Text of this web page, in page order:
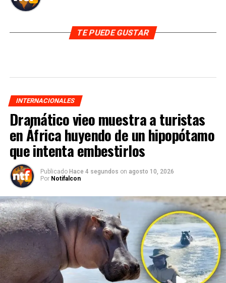
TE PUEDE GUSTAR
INTERNACIONALES
Dramático vieo muestra a turistas
en África huyendo de un hipopótamo
que intenta embestirlos
Publicado Hace 4 segundos on agosto 10, 2026
Por Notifalcon